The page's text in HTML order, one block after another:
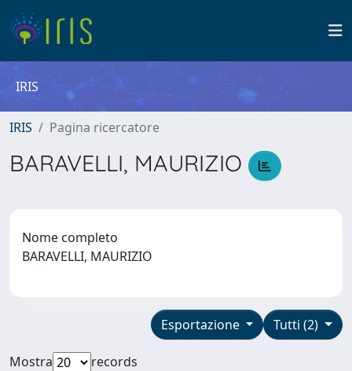
IRIS
IRIS Pagina ricercatore
BARAVELLI, MAURIZIO
Nome completo
BARAVELLI, MAURIZIO
Tutti (2)
Esportazione
Mostra
records